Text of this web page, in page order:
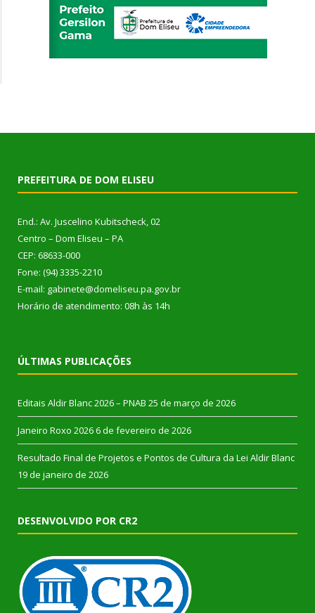
PREFEITURA DE DOM ELISEU
End.: Av. Juscelino Kubitscheck, 02
Centro – Dom Eliseu – PA
CEP: 68633-000
Fone: (94) 3335-2210
E-mail: gabinete@domeliseu.pa.gov.br
Horário de atendimento: 08h às 14h
ÚLTIMAS PUBLICAÇÕES
Editais Aldir Blanc 2026 – PNAB 25 de março de 2026
Janeiro Roxo 2026 6 de fevereiro de 2026
Resultado Final de Projetos e Pontos de Cultura da Lei Aldir Blanc
19 de janeiro de 2026
DESENVOLVIDO POR CR2